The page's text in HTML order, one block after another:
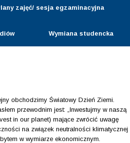
zajęć/ sesja egzaminacyjna
Wymiana studencka
obchodzimy Światowy Dzień Ziemi.
przewodnim jest: „Inwestujmy w naszą
in our planet) mające zwrócić uwagę
na związek neutralności klimatycznej
w wymiarze ekonomicznym.